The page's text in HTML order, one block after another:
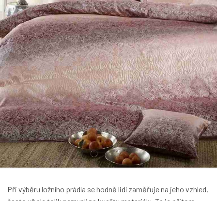
Při výběru ložního prádla se hodně lidí zaměřuje na jeho vzhled,